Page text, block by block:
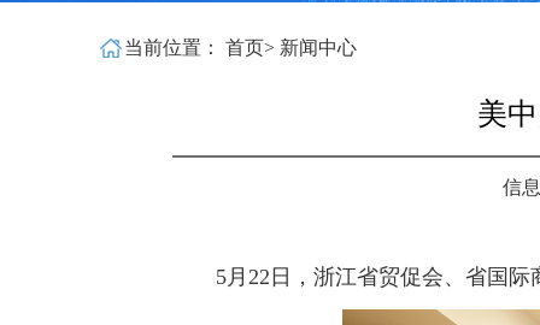
当前位置： 首页> 新闻中心
美
信
5月22日，浙江省贸促会、省国